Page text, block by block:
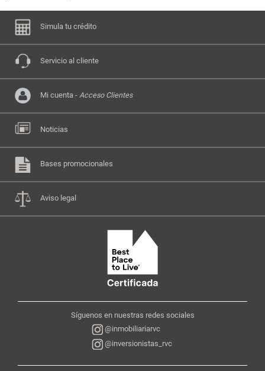
Simula tu crédito
Servicio al cliente
Mi cuenta - Acceso Clientes
Noticias
Bases promocionales
Aviso legal
Síguenos en nuestras redes sociales
@inmobiliariarvc
@inversionistas_rvc